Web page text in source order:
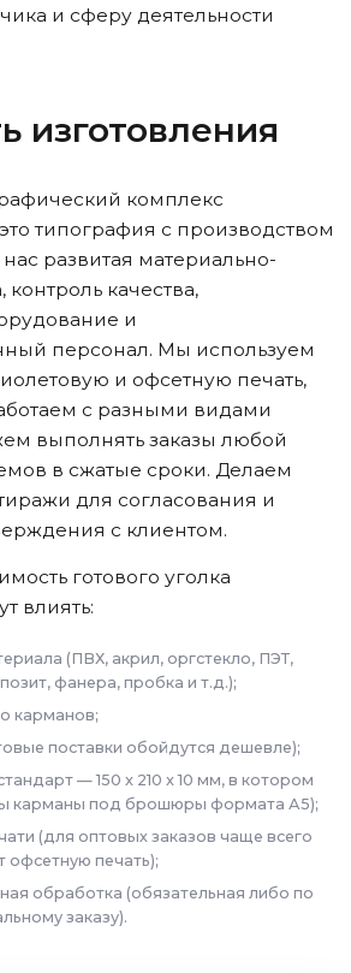
и сферу деятельности
изготовления
комплекс
типография с производством
развитая материально-
контроль качества,
и
персонал. Мы используем
и офсетную печать,
с разными видами
выполнять заказы любой
в сжатые сроки. Делаем
для согласования и
с клиентом.
готового уголка
влиять:
(ПВХ, акрил, оргстекло, ПЭТ,
фанера, пробка и т.д.);
карманов;
поставки обойдутся дешевле);
— 150 x 210 x 10 мм, в котором
карманы под брошюры формата А5);
(для оптовых заказов чаще всего
офсетную печать);
обработка (обязательная либо по
заказу).